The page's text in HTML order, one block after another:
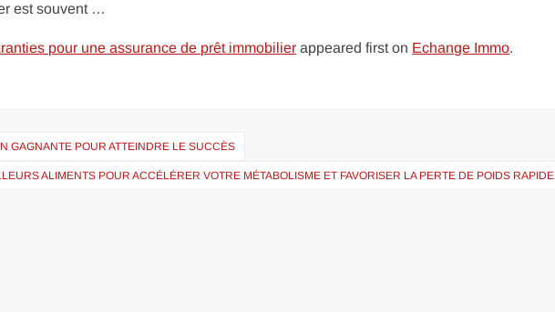
est souvent …
pour une assurance de prêt immobilier appeared first on Echange Immo.
GAGNANTE POUR ATTEINDRE LE SUCCÈS
ALIMENTS POUR ACCÉLÉRER VOTRE MÉTABOLISME ET FAVORISER LA PERTE DE POIDS RAPIDE